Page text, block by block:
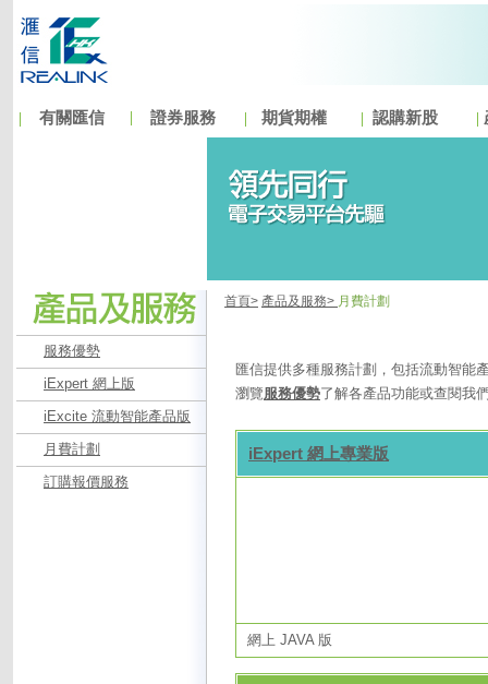
有關匯信 證券服務 期貨期權 認購新股
服務優勢
iExpert 網上版
iExcite 流動智能產品版
月費計劃
訂購報價服務
首頁> 產品及服務> 月費計劃
匯信提供多種服務計劃，包括流動智能
瀏覽服務優勢了解各產品功能或查閱我
iExpert 網上專業版
網上 JAVA 版